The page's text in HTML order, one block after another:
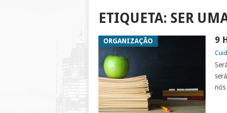
ETIQUETA: SER
ORGANIZAÇÃO 9
nós